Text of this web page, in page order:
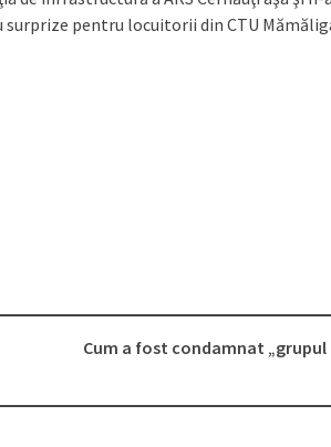
pentru locuitorii din CTU
Cum a fost condamnat „grupul